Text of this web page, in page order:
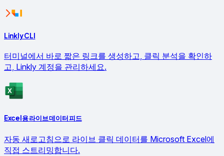
Linkly CLI
터미널에서 바로 짧은 링크를 생성하고, 클릭 분석을 확인하
고, Linkly 계정을 관리하세요.
Excel용 라이브 데이터 피드
자동 새로고침으로 라이브 클릭 데이터를 Microsoft Excel에
직접 스트리밍합니다.